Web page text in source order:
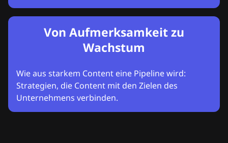
Von Aufmerksamkeit zu
Wachstum
Wie aus starkem Content eine Pipeline wird:
Strategien, die Content mit den Zielen des
Unternehmens verbinden.